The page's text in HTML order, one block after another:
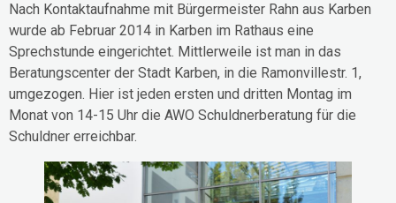
Nach Kontaktaufnahme mit Bürgermeister Rahn aus Karben
wurde ab Februar 2014 in Karben im Rathaus eine
Sprechstunde eingerichtet. Mittlerweile ist man in das
Beratungscenter der Stadt Karben, in die Ramonvillestr. 1,
umgezogen. Hier ist jeden ersten und dritten Montag im
Monat von 14-15 Uhr die AWO Schuldnerberatung für die
Schuldner erreichbar.